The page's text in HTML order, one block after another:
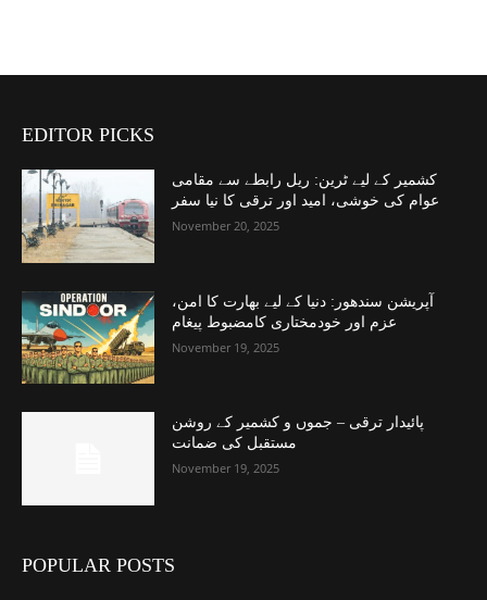
EDITOR PICKS
کشمیر کے لیے ٹرین: ریل رابطے سے مقامی
عوام کی خوشی، امید اور ترقی کا نیا سفر
November 20, 2025
آپریشن سندھور: دنیا کے لیے بھارت کا امن،
عزم اور خودمختاری کامضبوط پیغام
November 19, 2025
پائیدار ترقی – جموں و کشمیر کے روشن
مستقبل کی ضمانت
November 19, 2025
POPULAR POSTS